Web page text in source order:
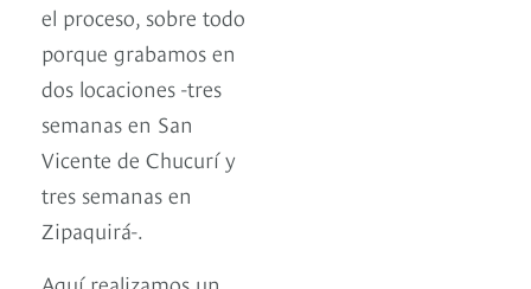
el proceso, sobre todo
porque grabamos en
dos locaciones -tres
semanas en San
Vicente de Chucurí y
tres semanas en
Zipaquirá-.
Aquí realizamos un